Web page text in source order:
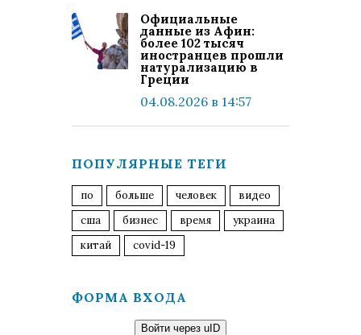
Официальные
данные из Афин:
более 102 тысяч
иностранцев прошли
натурализацию в
Греции
04.08.2026 в 14:57
ПОПУЛЯРНЫЕ ТЕГИ
по больше человек
видео
сша
бизнес время
украина
китай
covid-19
ФОРМА ВХОДА
Войти через uID